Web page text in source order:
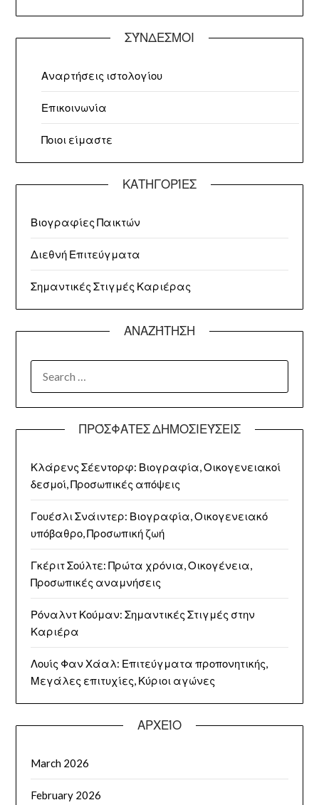
ΣΎΝΔΕΣΜΟΙ
Αναρτήσεις ιστολογίου
Επικοινωνία
Ποιοι είμαστε
ΚΑΤΗΓΟΡΊΕΣ
Βιογραφίες Παικτών
Διεθνή Επιτεύγματα
Σημαντικές Στιγμές Καριέρας
ΑΝΑΖΉΤΗΣΗ
FOR:
ΠΡΌΣΦΑΤΕΣ ΔΗΜΟΣΙΕΎΣΕΙΣ
Κλάρενς Σέεντορφ: Βιογραφία, Οικογενειακοί
δεσμοί, Προσωπικές απόψεις
Γουέσλι Σνάιντερ: Βιογραφία, Οικογενειακό
υπόβαθρο, Προσωπική ζωή
Γκέριτ Σούλτε: Πρώτα χρόνια, Οικογένεια,
Προσωπικές αναμνήσεις
Ρόναλντ Κούμαν: Σημαντικές Στιγμές στην
Καριέρα
Λουίς Φαν Χάαλ: Επιτεύγματα προπονητικής,
Μεγάλες επιτυχίες, Κύριοι αγώνες
ΑΡΧΕΊΟ
March 2026
February 2026